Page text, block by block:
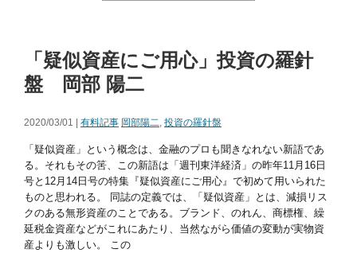
「疑似資産にご用心」投資の羅針
盤 岡部 陽二
2020/03/01 | 有料記事 岡部陽二, 投資の羅針盤
「疑似資産」という概念は、金融のプロも聞きなれない新語であ
る。それもその筈、この新語は「週刊東洋経済」の昨年11月16日
号と12月14日号の特集『疑似資産にご用心』で初めて用いられた
ものと思われる。 同誌の定義では、「疑似資産」とは、減損リス
クのある無形資産のことである。ブランド、のれん、商標権、繰
延税金資産などがこれにあたり、当然ながら価値の変動が実物資
産よりも激しい。 この